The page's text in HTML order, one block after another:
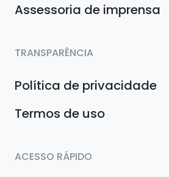
Assessoria de imprensa
TRANSPARÊNCIA
Política de privacidade
Termos de uso
ACESSO RÁPIDO